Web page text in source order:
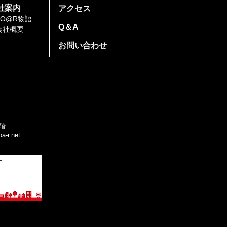
案内
物語
社概要
​アクセス
​Q＆A
​お問い合わせ
r.net